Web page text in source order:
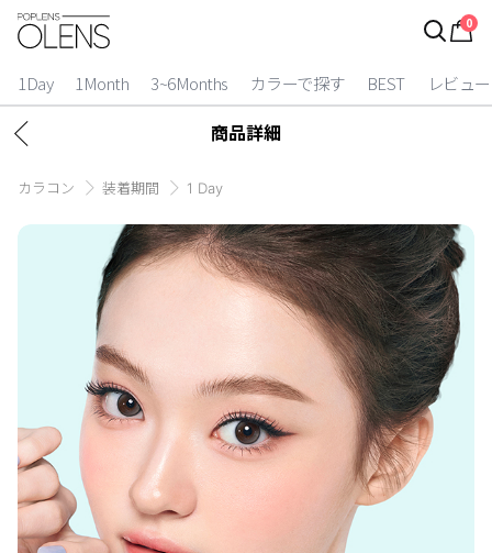
0
1Day 1Month 3~6Months カラーで探す BEST レビュー
ログイン
カラコン比較
今月限定特典
装着期間
1 Month
3~6 Months
よりどりキット
カラー
ブラウン
商品詳細
カラコン 装着期間 1 Day